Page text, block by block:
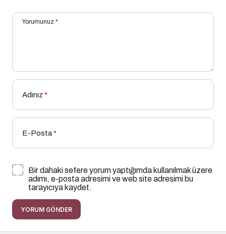
Yorumunuz *
Adınız *
E-Posta*
Bir dahaki sefere yorum yaptığımda kullanılmak üzere
adımı, e-posta adresimi ve web site adresimi bu
tarayıcıya kaydet.
YORUM GÖNDER